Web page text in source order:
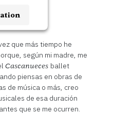
que más tiempo he
según mi madre, me
Cascanueces ballet
piensas en obras de
de música o más, creo
de esa duración
que se me ocurren.